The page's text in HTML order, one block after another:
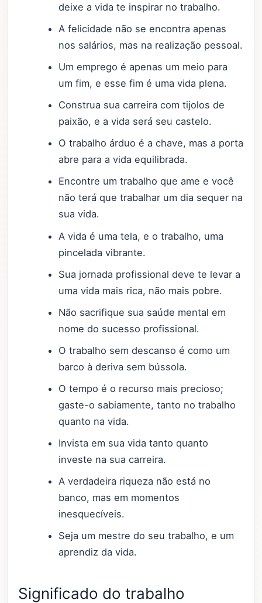
deixe a vida te inspirar no trabalho.
A felicidade não se encontra apenas
nos salários, mas na realização pessoal.
Um emprego é apenas um meio para
um fim, e esse fim é uma vida plena.
Construa sua carreira com tijolos de
paixão, e a vida será seu castelo.
O trabalho árduo é a chave, mas a porta
abre para a vida equilibrada.
Encontre um trabalho que ame e você
não terá que trabalhar um dia sequer na
sua vida.
A vida é uma tela, e o trabalho, uma
pincelada vibrante.
Sua jornada profissional deve te levar a
uma vida mais rica, não mais pobre.
Não sacrifique sua saúde mental em
nome do sucesso profissional.
O trabalho sem descanso é como um
barco à deriva sem bússola.
O tempo é o recurso mais precioso;
gaste-o sabiamente, tanto no trabalho
quanto na vida.
Invista em sua vida tanto quanto
investe na sua carreira.
A verdadeira riqueza não está no
banco, mas em momentos
inesquecíveis.
Seja um mestre do seu trabalho, e um
aprendiz da vida.
Significado do trabalho